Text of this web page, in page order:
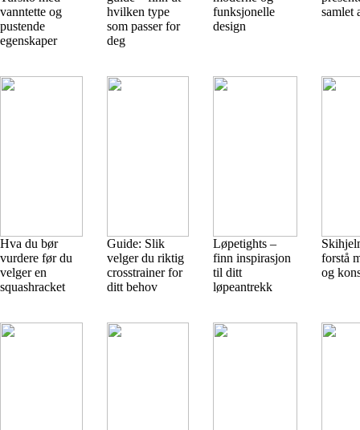
vanntette og
pustende
egenskaper
hvilken type
som passer for
deg
funksjonelle
design
samlet
Hva du bør
vurdere før du
velger en
squashracket
Guide: Slik
velger du riktig
crosstrainer for
ditt behov
Løpetights –
finn inspirasjon
til ditt
løpeantrekk
forstå
og